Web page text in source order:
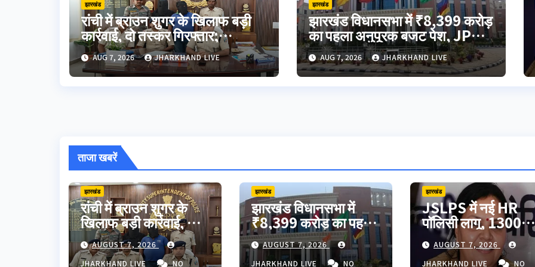
झारखंड
रांची में ब्राउन शुगर के खिलाफ बड़ी
कार्रवाई, दो तस्कर गिरफ्तार;
हजारीबाग से जुड़ा कनेक्शन
AUG 7, 2026 JHARKHAND LIVE
झारखंड
झारखंड विधानसभा में ₹8,399 करोड़
का पहला अनुपूरक बजट पेश, JPSC-
JSSC मुद्दे पर विपक्ष का हंगामा
AUG 7, 2026 JHARKHAND LIVE
ताजा खबरें
झारखंड
रांची में ब्राउन शुगर के
खिलाफ बड़ी कार्रवाई, दो
तस्कर गिरफ्तार;
हजारीबाग से जुड़ा
AUGUST 7, 2026
JHARKHAND LIVE
NO
झारखंड
झारखंड विधानसभा में
₹8,399 करोड़ का पहला
अनुपूरक बजट पेश,
JPSC-JSSC मुद्दे पर
AUGUST 7, 2026
JHARKHAND LIVE
NO
झारखंड
JSLPS में नई HR
पॉलिसी लागू, 1300
अतिरिक्त पदों पर
के अवसर; कर्मचारियों के
AUGUST 7, 2026
JHARKHAND LIVE
NO